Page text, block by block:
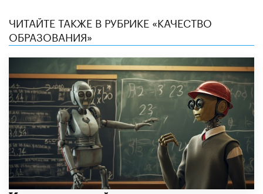
ЧИТАЙТЕ ТАКЖЕ В РУБРИКЕ «КАЧЕСТВО
ОБРАЗОВАНИЯ»